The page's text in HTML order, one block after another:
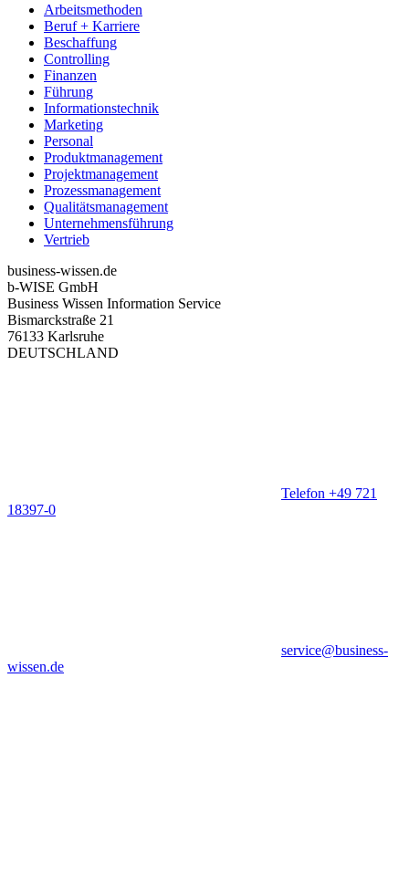
Arbeitsmethoden
Beruf + Karriere
Beschaffung
Controlling
Finanzen
Führung
Informationstechnik
Marketing
Personal
Produktmanagement
Projektmanagement
Prozessmanagement
Qualitätsmanagement
Unternehmensführung
Vertrieb
business-wissen.de
b-WISE GmbH
Business Wissen Information Service
Bismarckstraße 21
76133 Karlsruhe
DEUTSCHLAND
Telefon +49 721
18397-0
service@business-
wissen.de